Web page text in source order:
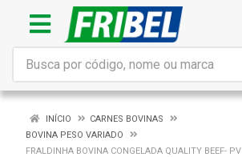
INÍCIO
CARNES BOVINAS
BOVINA PESO VARIADO
FRALDINHA BOVINA CONGELADA QUALITY BEEF- PV